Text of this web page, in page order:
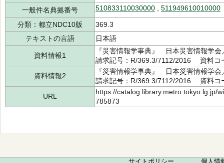
一般件名典拠番号
510833110030000 511949610010000
分類：都立NDC10版
369.3
テキストの言語
日本語
資料情報1
『災害情報学事典』 日本災害情報
請求記号：R/369.3/7112/2016 資料コ
資料情報2
『災害情報学事典』 日本災害情報
請求記号：R/369.3/7112/2016 資料コ
URL
https://catalog.library.metro.tokyo.lg.jp/
785873
サイトポリシー 個人情